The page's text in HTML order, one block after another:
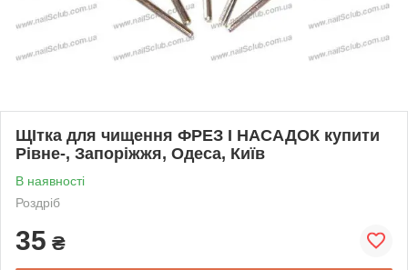
ЩІтка для чищення ФРЕЗ І НАСАДОК купити
Рівне-, Запоріжжя, Одеса, Київ
В наявності
Роздріб
35 ₴